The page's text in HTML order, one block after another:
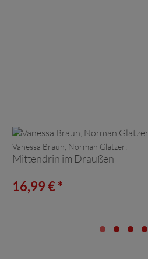
Vanessa Braun, Norman Glatzer:
Mittendrin im Draußen
16,99 € *